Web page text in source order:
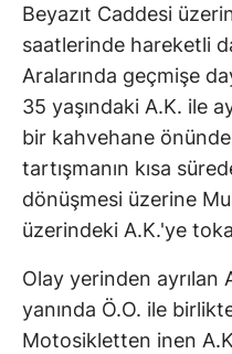
Beyazıt Caddesi
saatlerinde hareketli
Aralarında geçmişe
35 yaşındaki A.K. ile
bir kahvehane önünde
tartışmanın kısa
dönüşmesi üzerine
üzerindeki A.K.'ye
Olay yerinden ayrılan
yanında Ö.O. ile
Motosikletten inen